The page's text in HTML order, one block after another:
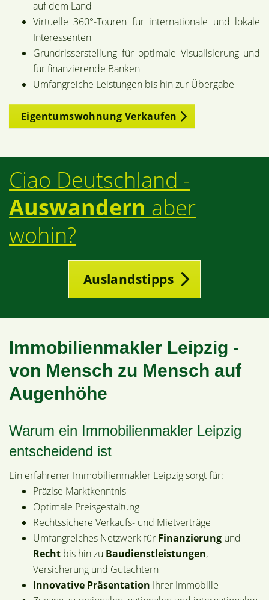
auf dem Land
Virtuelle 360°-Touren für internationale und lokale
Interessenten
Grundrisserstellung für optimale Visualisierung und
für finanzierende Banken
Umfangreiche Leistungen bis hin zur Übergabe
Eigentumswohnung Verkaufen
Ciao Deutschland -
Auswandern aber
wohin?
Auslandstipps
Immobilienmakler Leipzig -
von Mensch zu Mensch auf
Augenhöhe
Warum ein Immobilienmakler Leipzig
entscheidend ist
Ein erfahrener Immobilienmakler Leipzig sorgt für:
Präzise Marktkenntnis
Optimale Preisgestaltung
Rechtssichere Verkaufs- und Mietverträge
Umfangreiches Netzwerk für Finanzierung und
Recht bis hin zu Baudienstleistungen,
Versicherung und Gutachtern
Innovative Präsentation Ihrer Immobilie